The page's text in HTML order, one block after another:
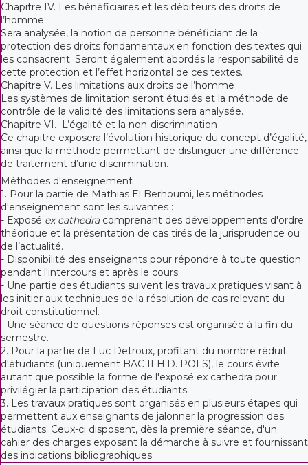
Chapitre IV. Les bénéficiaires et les débiteurs des droits de
l’homme
Sera analysée, la notion de personne bénéficiant de la
protection des droits fondamentaux en fonction des textes qui
les consacrent. Seront également abordés la responsabilité de
cette protection et l’effet horizontal de ces textes.
Chapitre V. Les limitations aux droits de l’homme
Les systèmes de limitation seront étudiés et la méthode de
contrôle de la validité des limitations sera analysée.
Chapitre VI. L’égalité et la non-discrimination
Ce chapitre exposera l’évolution historique du concept d’égalité,
ainsi que la méthode permettant de distinguer une différence
de traitement d’une discrimination.
Méthodes d'enseignement
1. Pour la partie de Mathias El Berhoumi, les méthodes
d'enseignement sont les suivantes :
- Exposé ex cathedracomprenant des développements d'ordre
théorique et la présentation de cas tirés de la jurisprudence ou
de l’actualité.
- Disponibilité des enseignants pour répondre à toute question
pendant l'intercours et après le cours.
- Une partie des étudiants suivent les travaux pratiques visant à
les initier aux techniques de la résolution de cas relevant du
droit constitutionnel.
- Une séance de questions-réponses est organisée à la fin du
semestre.
2. Pour la partie de Luc Detroux, profitant du nombre réduit
d'étudiants (uniquement BAC II H.D. POLS), le cours évite
autant que possible la forme de l'exposé ex cathedra pour
privilégier la participation des étudiants.
3. Les travaux pratiques sont organisés en plusieurs étapes qui
permettent aux enseignants de jalonner la progression des
étudiants. Ceux-ci disposent, dès la première séance, d'un
cahier des charges exposant la démarche à suivre et fournissant
des indications bibliographiques.